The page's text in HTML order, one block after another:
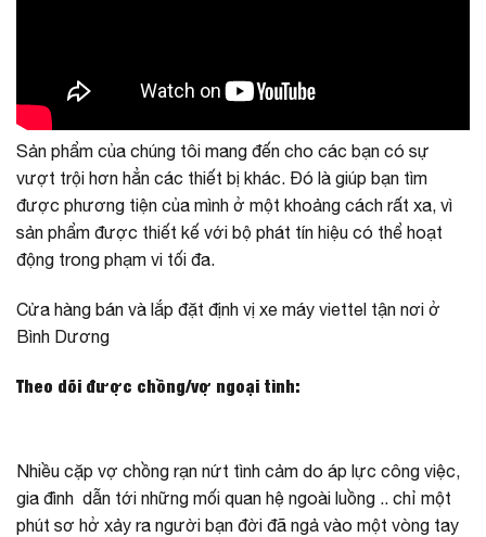
Sản phẩm của chúng tôi mang đến cho các bạn có sự
vượt trội hơn hẳn các thiết bị khác. Đó là giúp bạn tìm
được phương tiện của mình ở một khoảng cách rất xa, vì
sản phẩm được thiết kế với bộ phát tín hiệu có thể hoạt
động trong phạm vi tối đa.
Cửa hàng bán và lắp đặt định vị xe máy viettel tận nơi ở
Bình Dương
Theo dõi được chồng/vợ ngoại tình:
Nhiều cặp vợ chồng rạn nứt tình cảm do áp lực công việc,
gia đình dẫn tới những mối quan hệ ngoài luồng .. chỉ một
phút sơ hở xảy ra người bạn đời đã ngả vào một vòng tay